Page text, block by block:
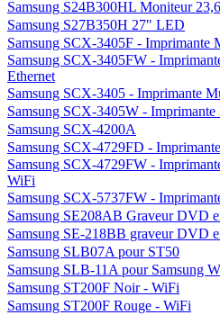
Samsung S24B300HL Moniteur
Samsung S27B350H 27" LED
Samsung SCX-3405F - Imprimante
Samsung SCX-3405FW -
Ethernet
Samsung SCX-3405 - Imprimante
Samsung SCX-3405W -
Samsung SCX-4200A
Samsung SCX-4729FD -
Samsung SCX-4729FW -
WiFi
Samsung SCX-5737FW -
Samsung SE208AB Graveur DVD
Samsung SE-218BB graveur DVD
Samsung SLB07A pour ST50
Samsung SLB-11A pour Samsung
Samsung ST200F Noir - WiFi
Samsung ST200F Rouge - WiFi